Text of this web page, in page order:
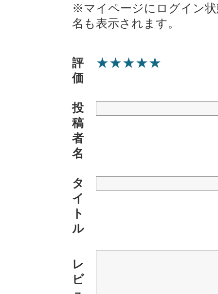
※マイページにログイン
名も表示されます。
評
価
★★★★★
投
稿
者
名
タ
イ
ト
ル
レ
ビ